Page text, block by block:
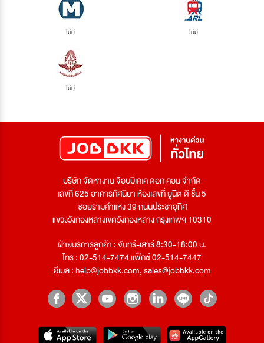
ไม่มี ไม่มี
ไม่มี
บริษัท จัดหางาน จ๊อบบีเคเค ดอท คอม จำกัด
เลขที่ 625 อาคารทัศนียา ห้องเลขที่ ยูนิต ดี ชั้น 5
ซอยรามคำแหง 39 ถนนประชาอุทิศ
แขวงวังทองหลางเขตวังทองหลาง กรุงเทพฯ 10310
ฝ่ายบริการลูกค้า : จันทร์-เสาร์ 8:30-18:00 น.
โทร : 02-514-7474 แฟ็กซ์ 02-514-7447
อีเมล :help@jobbkk.com,sales@jobbkk.com